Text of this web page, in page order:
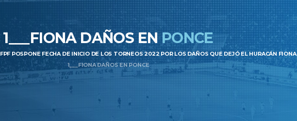
1___FIONA DAÑOS ENPONCE
FPF POSPONE FECHA DE INICIO DE LOS TORNEOS 2022 POR LOS DAÑOS QUE DEJÓ EL HURACÁN FIONA
1___FIONA DAÑOS EN PONCE